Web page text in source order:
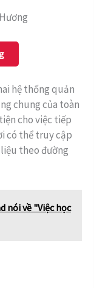
hệ thống quản
chung của toàn
cho việc tiếp
có thể truy cập
theo đường
nói về "Việc học